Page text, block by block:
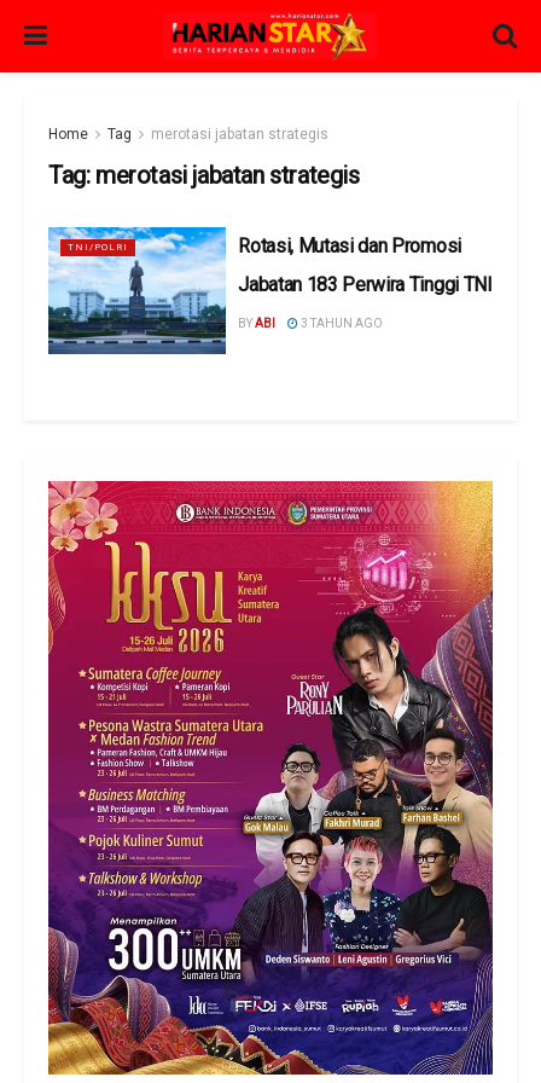
Home Tag merotasi jabatan strategis
Tag: merotasi jabatan strategis
TNI/POLRI
Rotasi, Mutasi dan Promosi
Jabatan 183 Perwira Tinggi TNI
BYABI 3 TAHUN AGO